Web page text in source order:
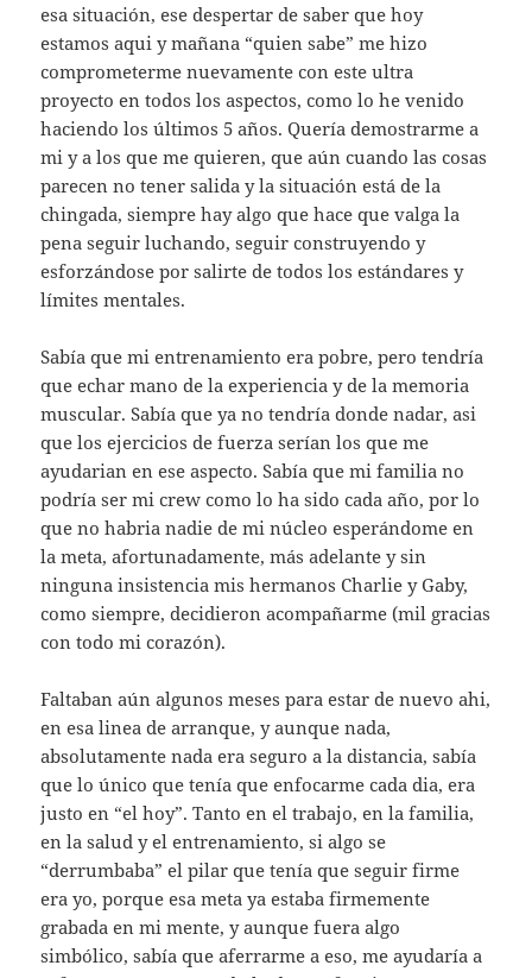
esa situación, ese despertar de saber que hoy
estamos aqui y mañana “quien sabe” me hizo
comprometerme nuevamente con este ultra
proyecto en todos los aspectos, como lo he venido
haciendo los últimos 5 años. Quería demostrarme a
mi y a los que me quieren, que aún cuando las cosas
parecen no tener salida y la situación está de la
chingada, siempre hay algo que hace que valga la
pena seguir luchando, seguir construyendo y
esforzándose por salirte de todos los estándares y
límites mentales.
Sabía que mi entrenamiento era pobre, pero tendría
que echar mano de la experiencia y de la memoria
muscular. Sabía que ya no tendría donde nadar, asi
que los ejercicios de fuerza serían los que me
ayudarian en ese aspecto. Sabía que mi familia no
podría ser mi crew como lo ha sido cada año, por lo
que no habria nadie de mi núcleo esperándome en
la meta, afortunadamente, más adelante y sin
ninguna insistencia mis hermanos Charlie y Gaby,
como siempre, decidieron acompañarme (mil gracias
con todo mi corazón).
Faltaban aún algunos meses para estar de nuevo ahi,
en esa linea de arranque, y aunque nada,
absolutamente nada era seguro a la distancia, sabía
que lo único que tenía que enfocarme cada dia, era
justo en “el hoy”. Tanto en el trabajo, en la familia,
en la salud y el entrenamiento, si algo se
“derrumbaba” el pilar que tenía que seguir firme
era yo, porque esa meta ya estaba firmemente
grabada en mi mente, y aunque fuera algo
simbólico, sabía que aferrarme a eso, me ayudaría a